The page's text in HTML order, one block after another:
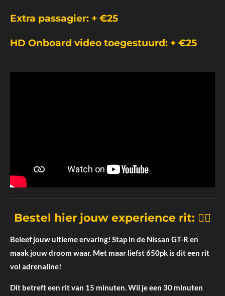
Extra passagier: + €25
HD Onboard video toegestuurd: + €25
Bestel hier jouw experience rit: 👇🏼
Beleef jouw ultieme ervaring! Stap in de Nissan GT-R en
maak jouw droom waar. Met maar liefst 650pk is dit een rit
vol adrenaline!
Dit betreft een rit van 15 minuten. Wil je een 30 minuten